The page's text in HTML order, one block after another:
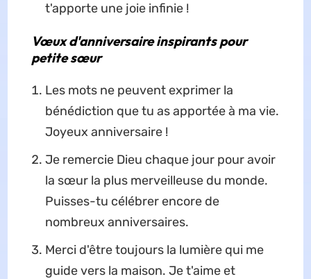
t'apporte une joie infinie !
Vœux d'anniversaire inspirants pour
petite sœur
Les mots ne peuvent exprimer la
bénédiction que tu as apportée à ma vie.
Joyeux anniversaire !
Je remercie Dieu chaque jour pour avoir
la sœur la plus merveilleuse du monde.
Puisses-tu célébrer encore de
nombreux anniversaires.
Merci d'être toujours la lumière qui me
guide vers la maison. Je t'aime et